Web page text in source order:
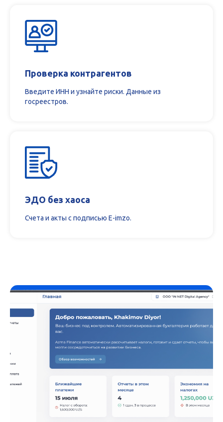
Проверка контрагентов
Введите ИНН и узнайте риски. Данные из
госреестров.
ЭДО без хаоса
Счета и акты с подписью E-imzo.